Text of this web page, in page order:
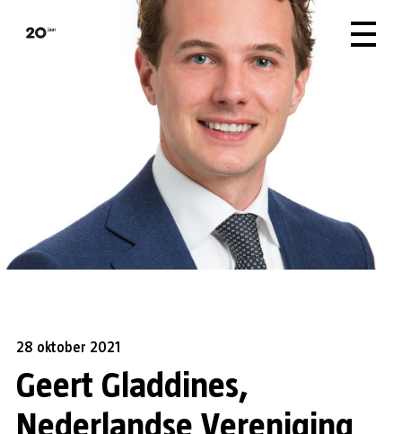
28 oktober 2021
Geert Gladdines,
Nederlandse Vereniging